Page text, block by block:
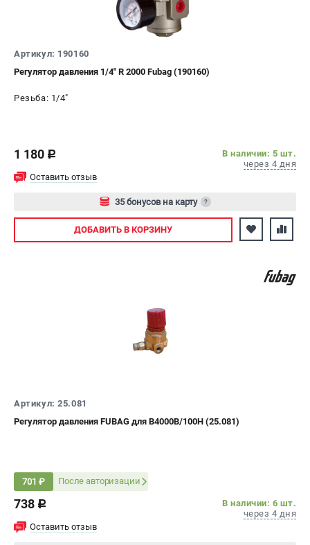
ИЗБРАННОЕ
ПОДДЕРЖКА
Сервисный центр
ИНФОРМАЦИЯ
Как выбрать краскопульт?
Как выбрать мотопомпу?
Как выбрать бензопилу?
Как выбрать компрессор?
Артикул: 190160
Регулятор давления 1/4" R 2000 Fubag (190160)
Резьба: 1/4"
1 180 c
В наличии: 5 шт.
через 4 дня
Оставить отзыв
35 бонусов на карту ?
Авторизуйтесь
ДОБАВИТЬ В КОРЗИНУ
Артикул: 25.081
Регулятор давления FUBAG для B4000B/100H (25.081)
701 ₽ После авторизации
738 c
В наличии: 6 шт.
через 4 дня
Оставить отзыв